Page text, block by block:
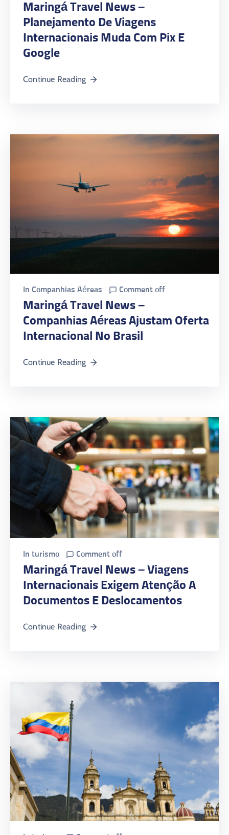
Maringá Travel News –
Planejamento De Viagens
Internacionais Muda Com Pix E
Google
Continue Reading
In Companhias Aéreas Comment off
Maringá Travel News –
Companhias Aéreas Ajustam Oferta
Internacional No Brasil
Continue Reading
In turismo Comment off
Maringá Travel News – Viagens
Internacionais Exigem Atenção A
Documentos E Deslocamentos
Continue Reading